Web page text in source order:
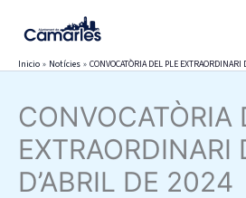
contenido
Inicio Notícies CONVOCATÒRIA DEL PLE EXTRAORDINARI
CONVOCATÒRIA
EXTRAORDINARI
D’ABRIL DE 2024